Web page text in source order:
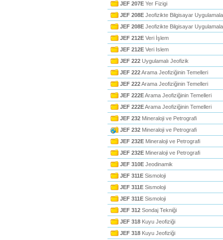
JEF 207E Yer Fizigi
JEF 208E Jeofizikte Bilgisayar
JEF 208E Jeofizikte Bilgisayar
JEF 212E Veri İşlem
JEF 212E Veri Islem
JEF 222 Uygulamalı Jeofizik
JEF 222Arama Jeofiziğinin Temelleri
JEF 222Arama Jeofiziğinin Temelleri
JEF 222EArama Jeofiziğinin Temelleri
JEF 222EArama Jeofiziğinin Temelleri
JEF 232 Mineraloji ve Petrografi
JEF 232 Mineraloji ve Petrografi
JEF 232E Mineraloji ve Petrografi
JEF 232E Mineraloji ve Petrografi
JEF 310E Jeodinamik
JEF 311E Sismoloji
JEF 311E Sismoloji
JEF 311E Sismoloji
JEF 312 Sondaj Tekniği
JEF 318 Kuyu Jeofiziği
JEF 318 Kuyu Jeofiziği